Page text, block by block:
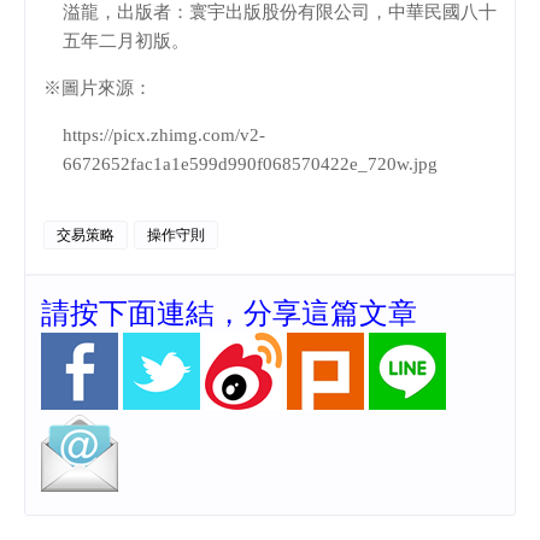
溢龍，出版者：寰宇出版股份有限公司，中華民國八十
五年二月初版。
※圖片來源：
https://picx.zhimg.com/v2-
6672652fac1a1e599d990f068570422e_720w.jpg
交易策略 操作守則
請按下面連結，分享這篇文章